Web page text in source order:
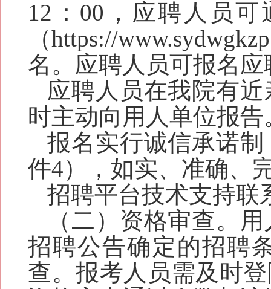
12：00 ，应聘人员可
（https://
名 。 应聘人员可报名
应聘人员在我院有
时主动向用人单位报告
报名实行诚信承诺
件4）
，如实、准确、
招聘平台技术支持联
（二）资格审查。
招聘公告确定的招聘
查。报考人员需及时